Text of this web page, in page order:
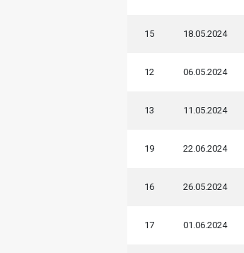
15 18.05.2024
12 06.05.2024
13 11.05.2024
19 22.06.2024
16 26.05.2024
17 01.06.2024